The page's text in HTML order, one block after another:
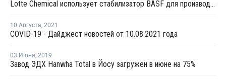
Lotte Chemical использует стабилизатор BASF для производства шприцев из ПП
10 Августа, 2021
COVID-19 - Дайджест новостей от 10.08.2021 года
03 Июня, 2019
Завод ЭДХ Hanwha Total в Йосу загружен в июне на 75%